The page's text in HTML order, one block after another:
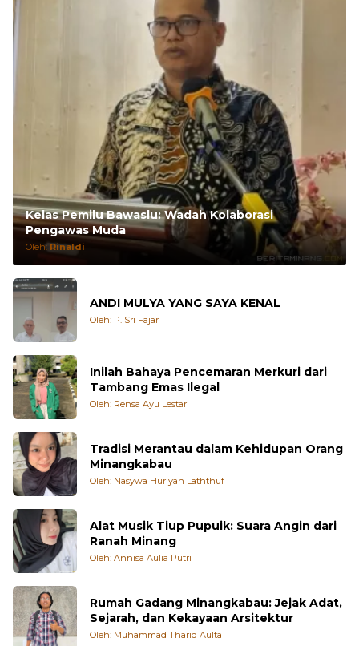
Kelas Pemilu Bawaslu: Wadah Kolaborasi
Pengawas Muda
Oleh: Rinaldi
ANDI MULYA YANG SAYA KENAL
Oleh: P. Sri Fajar
Inilah Bahaya Pencemaran Merkuri dari
Tambang Emas Ilegal
Oleh: Rensa Ayu Lestari
Tradisi Merantau dalam Kehidupan Orang
Minangkabau
Oleh: Nasywa Huriyah Laththuf
Alat Musik Tiup Pupuik: Suara Angin dari
Ranah Minang
Oleh: Annisa Aulia Putri
Rumah Gadang Minangkabau: Jejak Adat,
Sejarah, dan Kekayaan Arsitektur
Oleh: Muhammad Thariq Aulta